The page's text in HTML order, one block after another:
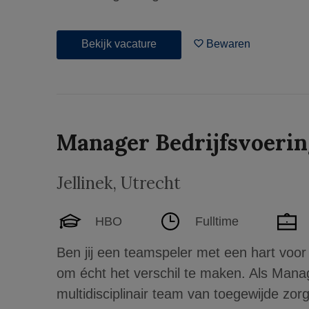
Bekijk vacature Bewaren
Manager
Jellinek, Utrecht
HBO Fulltime
Ben jij een teamspeler met een hart
om écht het verschil te maken. Als
multidisciplinair team van toegewijde